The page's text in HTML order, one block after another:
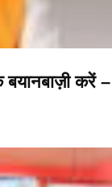
बयानबाज़ी करें –